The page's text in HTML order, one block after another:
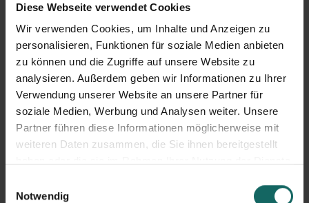
Diese Webseite verwendet Cookies
Wir verwenden Cookies, um Inhalte und Anzeigen zu
personalisieren, Funktionen für soziale Medien anbieten
zu können und die Zugriffe auf unsere Website zu
analysieren. Außerdem geben wir Informationen zu Ihrer
Verwendung unserer Website an unsere Partner für
soziale Medien, Werbung und Analysen weiter. Unsere
Partner führen diese Informationen möglicherweise mit
weiteren Daten zusammen, die Sie ihnen bereitgestellt
Notwendig
Gegenstände nicht bei den Eltern oder Freunden
zwischengelagert werden.
Ob es sich um das neue Bett, das Sofa oder die
Küchenutensilien handelt, bei LAGERBOX lässt sich alles
bequem einlagern. Lagerräume gibt es in den
verschiedensten Größen und das freundliche Personal
berät seine Kunden, um den geeigneten und passenden
Mietvertrags sehr flexibel. Mietverträge gibt es bei